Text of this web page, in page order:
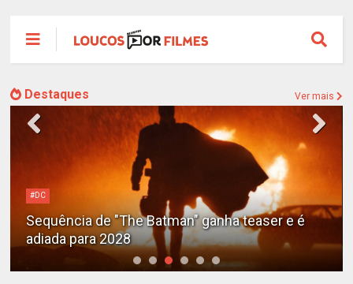
Destaques Ver mais
#DC
Sequência de "The Batman" ganha teaser e é
adiada para 2028